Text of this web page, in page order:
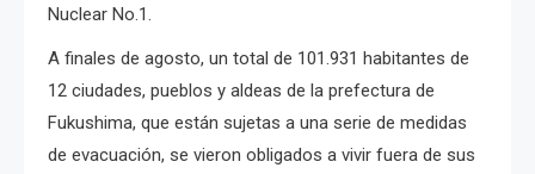
Nuclear No.1.
A finales de agosto, un total de 101.931 habitantes de
12 ciudades, pueblos y aldeas de la prefectura de
Fukushima, que están sujetas a una serie de medidas
de evacuación, se vieron obligados a vivir fuera de sus